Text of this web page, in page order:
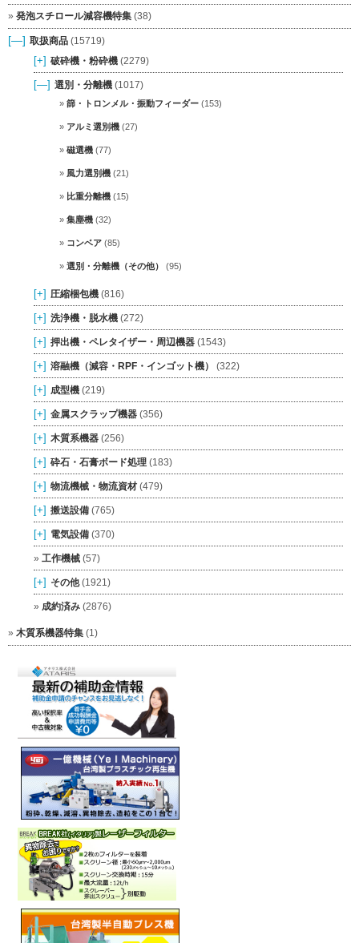
発泡スチロール減容機特集 (38)
[—] 取扱商品 (15719)
[+] 破砕機・粉砕機 (2279)
[—] 選別・分離機 (1017)
篩・トロンメル・振動フィーダー (153)
アルミ選別機 (27)
磁選機 (77)
風力選別機 (21)
比重分離機 (15)
集塵機 (32)
コンベア (85)
選別・分離機（その他） (95)
[+] 圧縮梱包機 (816)
[+] 洗浄機・脱水機 (272)
[+] 押出機・ペレタイザー・周辺機器 (1543)
[+] 溶融機（減容・RPF・インゴット機） (322)
[+] 成型機 (219)
[+] 金属スクラップ機器 (356)
[+] 木質系機器 (256)
[+] 砕石・石膏ボード処理 (183)
[+] 物流機械・物流資材 (479)
[+] 搬送設備 (765)
[+] 電気設備 (370)
工作機械 (57)
[+] その他(1921)
成約済み (2876)
木質系機器特集 (1)